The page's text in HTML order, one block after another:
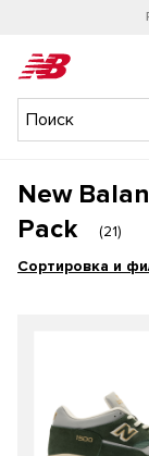
New
Pack
(21)
Сортировка и